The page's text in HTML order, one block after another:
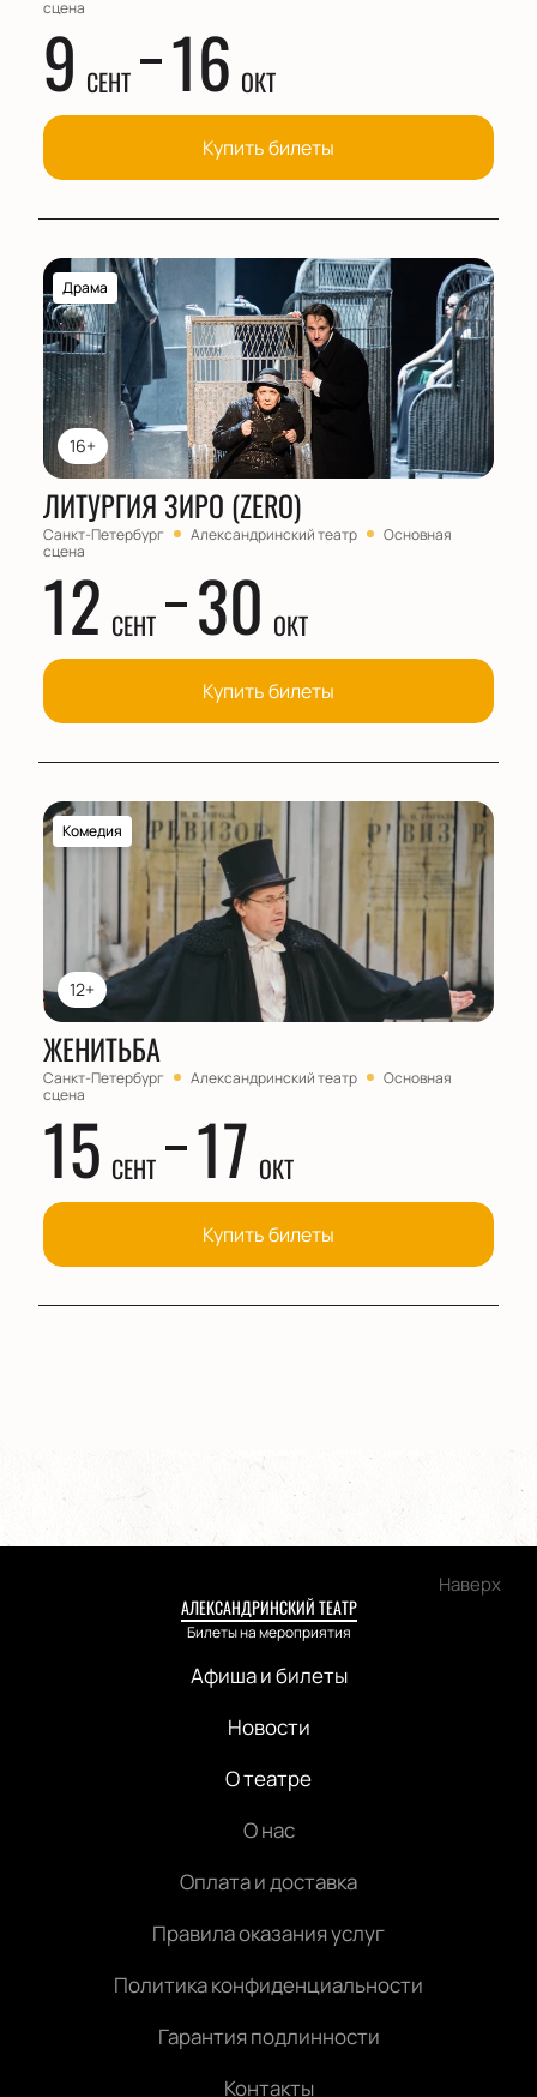
сцена
9 СЕНТ 16 ОКТ
Купить билеты
16+
Драма
ЛИТУРГИЯ ЗИРО (ZERO)
Санкт-Петербург Александринский театр
Основная
сцена
12 СЕНТ 30 ОКТ
Купить билеты
12+
Комедия
ЖЕНИТЬБА
Санкт-Петербург Александринский театр
Основная
сцена
15 СЕНТ 17 ОКТ
Купить билеты
Наверх
АЛЕКСАНДРИНСКИЙ ТЕАТР
Билеты на мероприятия
Афиша и билеты
Новости
О театре
О нас
Оплата и доставка
Правила оказания услуг
Политика конфиденциальности
Гарантия подлинности
Контакты